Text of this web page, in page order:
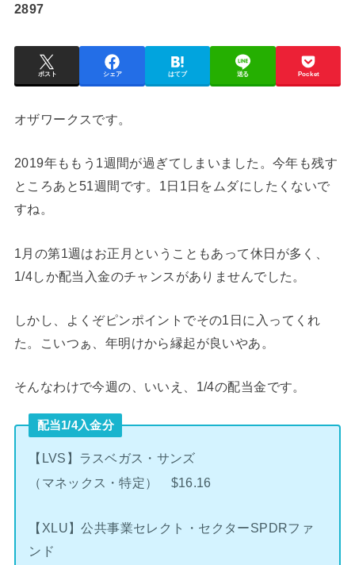
2897
ポスト シェア はてブ 送る Pocket
オザワークスです。
2019年ももう1週間が過ぎてしまいました。今年も残す
ところあと51週間です。1日1日をムダにしたくないで
すね。
1月の第1週はお正月ということもあって休日が多く、
1/4しか配当入金のチャンスがありませんでした。
しかし、よくぞピンポイントでその1日に入ってくれ
た。こいつぁ、年明けから縁起が良いやあ。
そんなわけで今週の、いいえ、1/4の配当金です。
配当1/4入金分
【LVS】ラスベガス・サンズ
（マネックス・特定） $16.16
【XLU】公共事業セレクト・セクターSPDRファ
ンド